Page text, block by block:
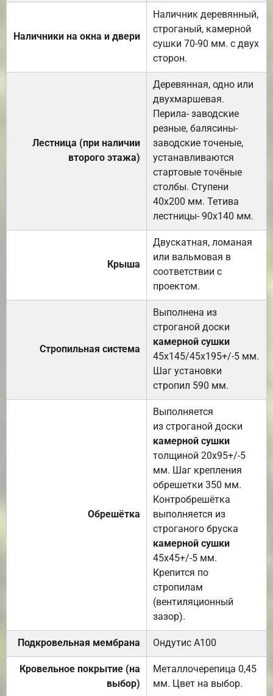
Наличники на окна и двери
Наличник деревянный,
строганый, камерной
сушки 70-90 мм. с двух
сторон.
Лестница (при наличии
второго этажа)
Деревянная, одно или
двухмаршевая.
Перила- заводские
резные, балясины-
заводские точеные,
устанавливаются
стартовые точёные
столбы. Ступени
40х200 мм. Тетива
лестницы- 90х140 мм.
Крыша
Двускатная, ломаная
или вальмовая в
соответствии с
проектом.
Стропильная система
Выполнена из
строганой доски
камерной сушки
45х145/45х195+/-5 мм.
Шаг установки
стропил 590 мм.
Обрешётка
Выполняется
из строганой доски
камерной сушки
толщиной 20х95+/-5
мм. Шаг крепления
обрешетки 350 мм.
Контробрешётка
выполняется из
строганого бруска
камерной сушки
45х45+/-5 мм.
Крепится по
стропилам
(вентиляционный
зазор).
Подкровельная мембрана Ондутис А100
Кровельное покрытие (на
выбор)
Металлочерепица 0,45
мм. Цвет на выбор.